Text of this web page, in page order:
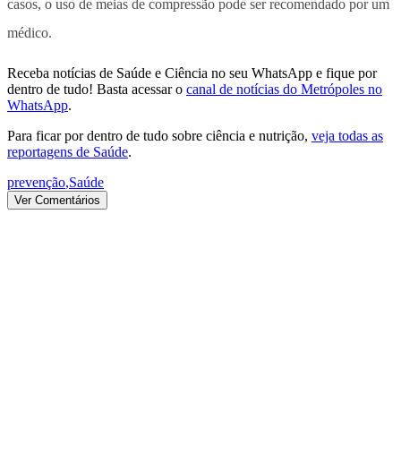
casos, o uso de meias de compressão pode ser recomendado por um
médico.
Receba notícias de Saúde e Ciência no seu WhatsApp e fique por
dentro de tudo! Basta acessar o canal de notícias do Metrópoles no
WhatsApp.
Para ficar por dentro de tudo sobre ciência e nutrição, veja todas as
reportagens de Saúde.
prevenção,Saúde
Ver Comentários